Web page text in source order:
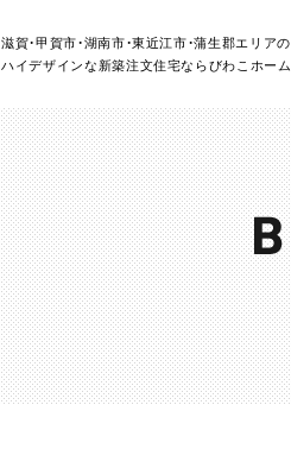
滋賀・甲賀市・湖南市・東近江市・蒲生郡エリアの
ハイデザインな新築注文住宅ならびわこホーム